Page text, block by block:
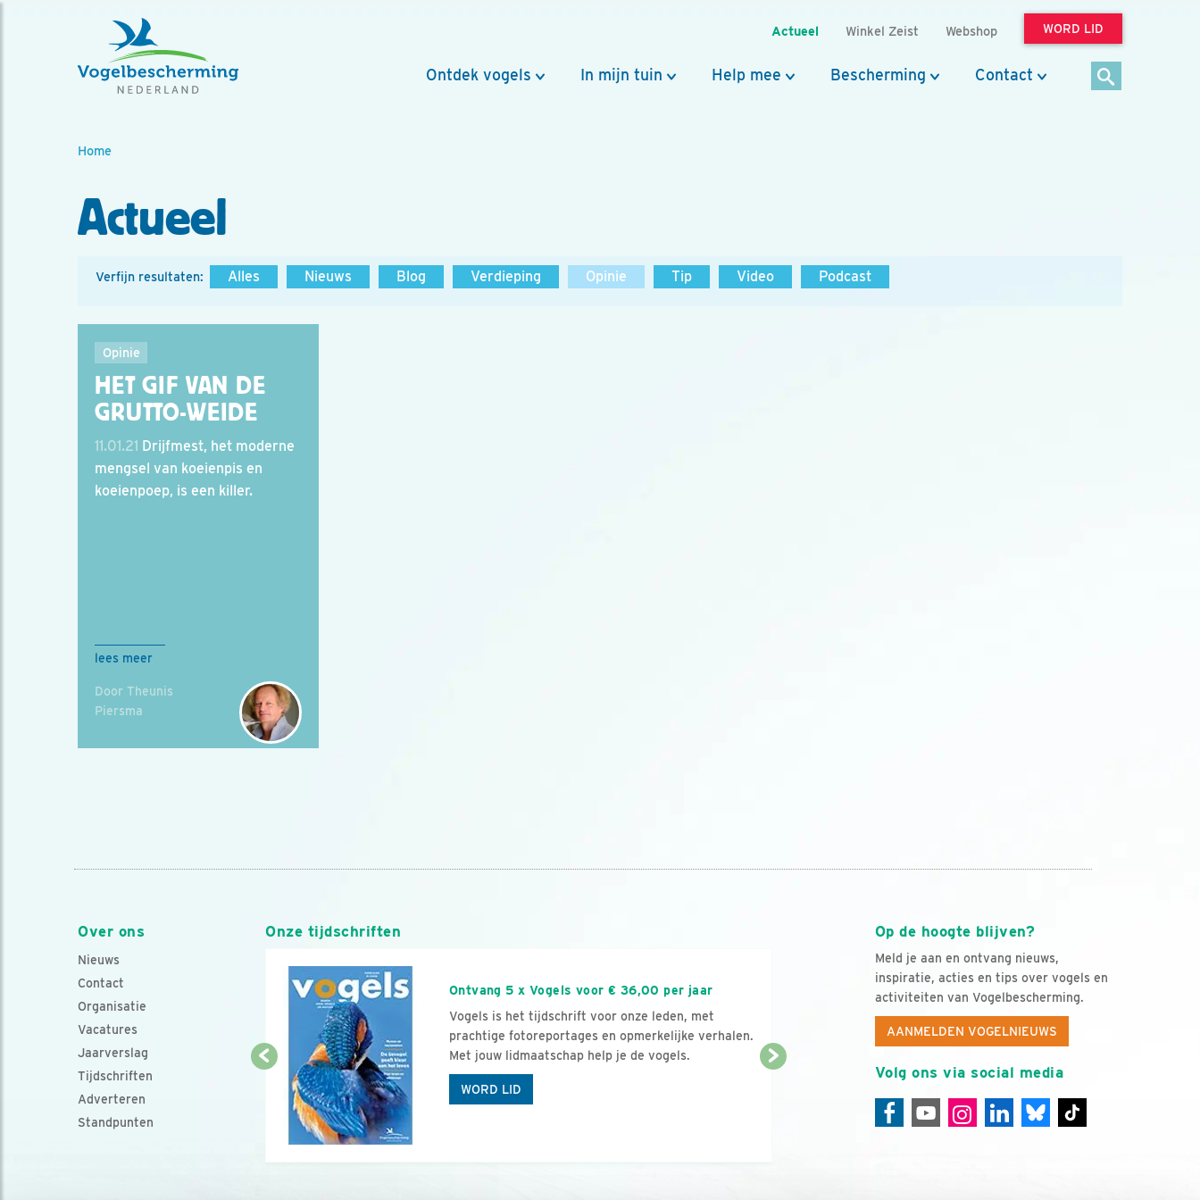
Actueel Winkel Zeist Webshop WORD LID
Ontdek vogels In mijn tuin Help mee Bescherming Contact
Home
Actueel
Verfijn resultaten: Alles Nieuws Blog Verdieping Opinie Tip Video Podcast
Opinie
HET GIF VAN DE
GRUTTO-WEIDE
11.01.21 Drijfmest, het moderne
mengsel van koeienpis en
koeienpoep, is een killer.
lees meer
Door Theunis
Piersma
Over ons
Nieuws
Contact
Organisatie
Vacatures
Jaarverslag
Tijdschriften
Adverteren
Standpunten
Op de hoogte blijven?
Meld je aan en ontvang nieuws,
inspiratie, acties en tips over vogels en
activiteiten van Vogelbescherming.
AANMELDEN VOGELNIEUWS
Volg ons via social media
Onze tijdschriften
Ontvang 5 x Vogels voor € 36,00 per jaar
Vogels is het tijdschrift voor onze leden, met
prachtige fotoreportages en opmerkelijke verhalen.
Met jouw lidmaatschap help je de vogels.
WORD LID